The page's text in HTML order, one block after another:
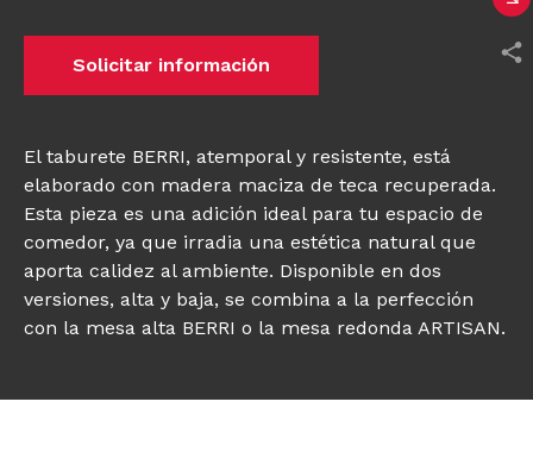
Solicitar información
El taburete BERRI, atemporal y resistente, está
elaborado con madera maciza de teca recuperada.
Esta pieza es una adición ideal para tu espacio de
comedor, ya que irradia una estética natural que
aporta calidez al ambiente. Disponible en dos
versiones, alta y baja, se combina a la perfección
con la mesa alta BERRI o la mesa redonda ARTISAN.